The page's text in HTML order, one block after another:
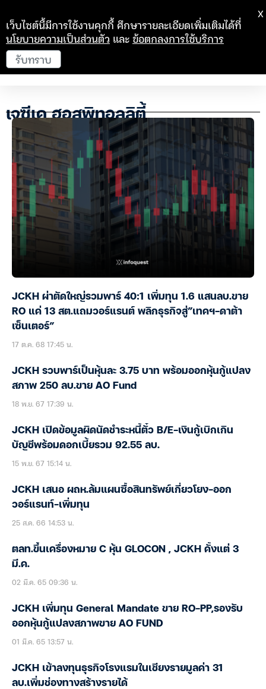
เจซีเค ฮอสพิทอลลิตี้
JCKH ผ่าตัดใหญ่รวมพาร์ 40:1 เพิ่มทุน 1.6 แสนลบ.ขาย
RO แค่ 13 สต.แถมวอร์แรนต์ พลิกธุรกิจสู่”เทคฯ-ดาต้า
เซ็นเตอร์”
17 ต.ค. 68 17:45 น.
JCKH รวบพาร์เป็นหุ้นละ 3.75 บาท พร้อมออกหุ้นกู้แปลง
สภาพ 250 ลบ.ขาย AO Fund
18 พ.ย. 67 17:39 น.
JCKH เปิดข้อมูลผิดนัดชำระหนี้ตั๋ว B/E-เงินกู้เบิกเกิน
บัญชีพร้อมดอกเบี้ยรวม 92.55 ลบ.
15 พ.ย. 67 15:14 น.
JCKH เสนอ ผถห.ล้มแผนซื้อสินทรัพย์เกี่ยวโยง-ออก
วอร์แรนท์-เพิ่มทุน
25 ส.ค. 66 14:53 น.
ตลท.ขึ้นเครื่องหมาย C หุ้น GLOCON , JCKH คั้งแต่ 3
มี.ค.
02 มี.ค. 65 09:36 น.
JCKH เพิ่มทุน General Mandate ขาย RO-PP,รองรับ
ออกหุ้นกู้แปลงสภาพขาย AO FUND
01 มี.ค. 65 13:57 น.
JCKH เข้าลงทุนธุรกิจโรงแรมในเชียงรายมูลค่า 31
ลบ.เพิ่มช่องทางสร้างรายได้
เว็บไซต์นี้มีการใช้งานคุกกี้ ศึกษารายละเอียดเพิ่มเติมได้ที่
นโยบายความเป็นส่วนตัว และข้อตกลงการใช้บริการ
รับทราบ
X